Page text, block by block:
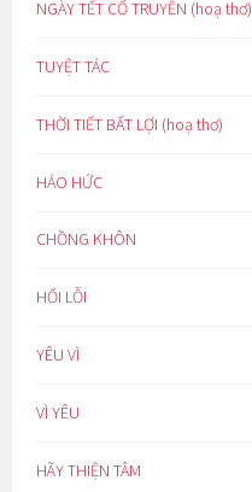
NGÀY TẾT CỔ TRUYỀN (hoạ thơ)
TUYỆT TÁC
THỜI TIẾT BẤT LỢI (hoạ thơ)
HÁO HỨC
CHỒNG KHÔN
HỐI LỖI
YÊU VÌ
VÌ YÊU
HÃY THIỆN TÂM